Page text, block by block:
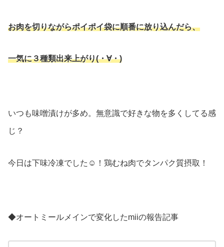
お肉を切りながらポイポイ袋に順番に放り込んだら、
一気に３種類出来上がり(・∀・)
いつも味噌漬けが多め。無意識で好きな物を多くしてる感
じ？
今日は下味冷凍でした☺︎！鶏むね肉でタンパク質摂取！
◆オートミールメインで変化したmiiの報告記事